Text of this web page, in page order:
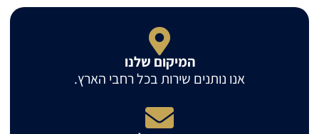
המיקום שלנו
אנו נותנים שירות בכל רחבי הארץ.